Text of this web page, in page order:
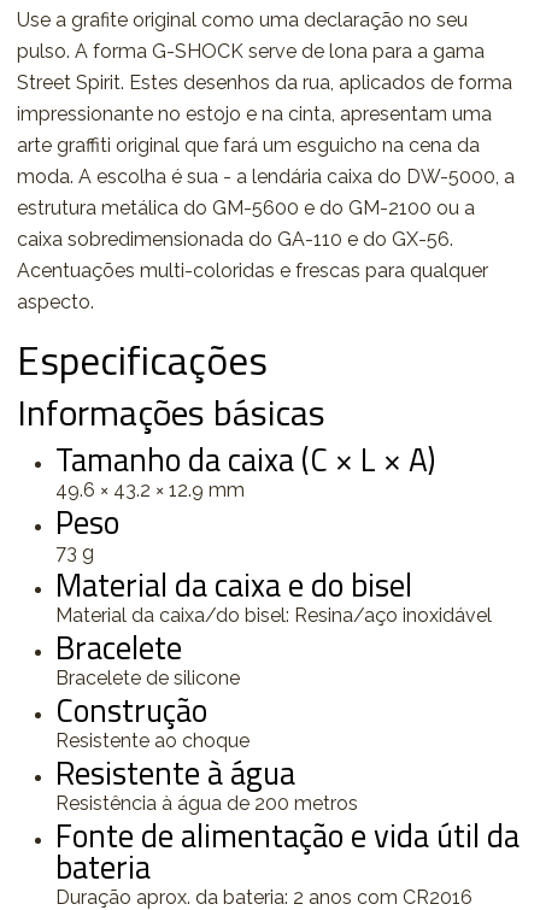
Use a grafite original como uma declaração no seu
pulso. A forma G-SHOCK serve de lona para a gama
Street Spirit. Estes desenhos da rua, aplicados de forma
impressionante no estojo e na cinta, apresentam uma
arte graffiti original que fará um esguicho na cena da
moda. A escolha é sua - a lendária caixa do DW-5000, a
estrutura metálica do GM-5600 e do GM-2100 ou a
caixa sobredimensionada do GA-110 e do GX-56.
Acentuações multi-coloridas e frescas para qualquer
aspecto.
Especificações
Informações básicas
Tamanho da caixa (C × L × A)
49.6 × 43.2 × 12.9 mm
Peso
73 g
Material da caixa e do bisel
Material da caixa/do bisel: Resina/aço inoxidável
Bracelete
Bracelete de silicone
Construção
Resistente ao choque
Resistente à água
Resistência à água de 200 metros
Fonte de alimentação e vida útil da
bateria
Duração aprox. da bateria: 2 anos com CR2016